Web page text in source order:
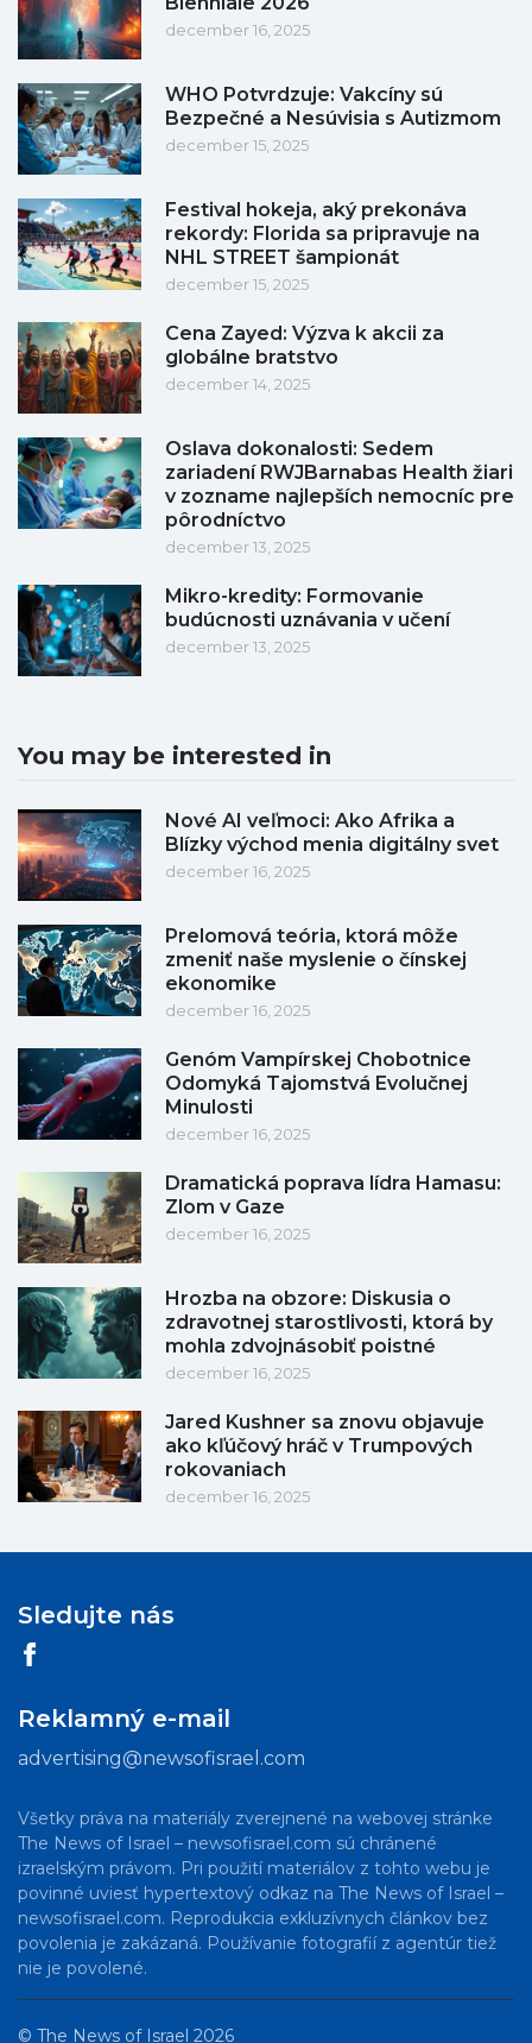
december 16, 2025
WHO Potvrdzuje: Vakcíny sú
Bezpečné a Nesúvisia s Autizmom
december 15, 2025
Festival hokeja, aký prekonáva
rekordy: Florida sa pripravuje na
NHL STREET šampionát
december 15, 2025
Cena Zayed: Výzva k akcii za
globálne bratstvo
december 14, 2025
Oslava dokonalosti: Sedem
zariadení RWJBarnabas Health žiari
v zozname najlepších nemocníc pre
pôrodníctvo
december 13, 2025
Mikro-kredity: Formovanie
budúcnosti uznávania v učení
december 13, 2025
You may be interested in
Nové AI veľmoci: Ako Afrika a
Blízky východ menia digitálny svet
december 16, 2025
Prelomová teória, ktorá môže
zmeniť naše myslenie o čínskej
ekonomike
december 16, 2025
Genóm Vampírskej Chobotnice
Odomyká Tajomstvá Evolučnej
Minulosti
december 16, 2025
Dramatická poprava lídra Hamasu:
Zlom v Gaze
december 16, 2025
Hrozba na obzore: Diskusia o
zdravotnej starostlivosti, ktorá by
mohla zdvojnásobiť poistné
december 16, 2025
Jared Kushner sa znovu objavuje
ako kľúčový hráč v Trumpových
rokovaniach
december 16, 2025
Sledujte nás
Reklamný e-mail
advertising@newsofisrael.com
Všetky práva na materiály zverejnené na webovej stránke
The News of Israel – newsofisrael.com sú chránené
izraelským právom. Pri použití materiálov z tohto webu je
povinné uviesť hypertextový odkaz na The News of Israel –
newsofisrael.com. Reprodukcia exkluzívnych článkov bez
povolenia je zakázaná. Používanie fotografií z agentúr tiež
nie je povolené.
© The News of Israel 2026